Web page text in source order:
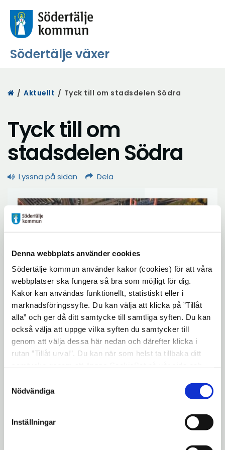
Denna webbplats använder cookies
Södertälje kommun använder kakor (cookies) för att våra
webbplatser ska fungera så bra som möjligt för dig.
Kakor kan användas funktionellt, statistiskt eller i
marknadsföringssyfte. Du kan välja att klicka på ”Tillåt
alla” och ger då ditt samtycke till samtliga syften. Du kan
också välja att uppge vilka syften du samtycker till
genom att välja dessa här nedan och därefter klicka i
rutan ”Tillåt urval”. Du kan när som helst ta tillbaka ditt
"Visa detaljer" kan du läsa om hur kakorna används och
hur vi och våra leverantörer inhämtar och behandlar
Nödvändiga
Inställningar
Södertälje växer
Start
/ Aktuellt / Tyck till om stadsdelen Södra
Tyck till om
stadsdelen Södra
Lyssna på sidan Dela
Just nu arbetar kommunen med att ta
Södra. Som ett led i arbetet går vi nu ut
med en enkät för att samla information